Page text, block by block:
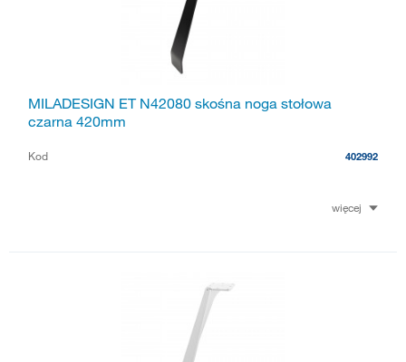
MILADESIGN ET N42080 skośna noga stołowa
czarna 420mm
Kod 402992
więcej